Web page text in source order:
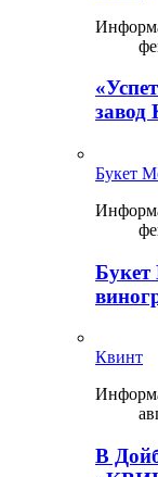
завод
Букет
Букет
Квинт
В